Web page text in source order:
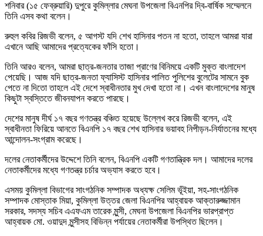
শনিবার (১৫ ফেব্রুয়ারি) দুপুরে কুমিল্লার মেঘনা উপজেলা বিএনপির দ্বি-বার্ষিক সম্মেলনে
তিনি এসব কথা বলেন।
রুহুল কবির রিজভী বলেন, ৫ আগস্ট যদি শেখ হাসিনার পতন না হতো, তাহলে আমরা যারা
এখানে আছি আমাদের প্রত্যেকের ফাঁসি হতো।
তিনি আরও বলেন, আমরা ছাত্র-জনতার তাজা প্রাণের বিনিময়ে একটি মুক্ত বাংলাদেশ
পেয়েছি। আজ যদি ছাত্র-জনতা ফ্যাসিস্ট হাসিনার পালিত পুলিশের বুলেটের সামনে বুক
পেতে না দিতো তাহলে এই দেশে স্বাধীনতার মুখ দেখা হতো না। এখন বাংলাদেশের মানুষ
কিছুটা স্বস্তিতে জীবনযাপন করতে পারছে।
দেশের মানুষ দীর্ঘ ১৭ বছর গণতন্ত্র বঞ্চিত হয়েছে উল্লেখ করে রিজভী বলেন, এই
স্বাধীনতা ফিরিয়ে আনতে বিএনপি ১৭ বছর শেখ হাসিনার ভয়াবহ নিপীড়ন-নির্যাতনের মধ্যে
আন্দোলন-সংগ্রাম করেছে।
দলের নেতাকর্মীদের উদ্দেশে তিনি বলেন, বিএনপি একটি গণতান্ত্রিক দল। আমাদের দলের
নেতাকর্মীদের মধ্যে গণতন্ত্র চর্চার অভ্যাস করতে হবে।
এসময় কুমিল্লা বিভাগের সাংগঠনিক সম্পাদক অধ্যক্ষ সেলিম ভূঁইয়া, সহ-সাংগঠনিক
সম্পাদক মোস্তাক মিয়া, কুমিল্লা উত্তর জেলা বিএনপির আহ্বায়ক আক্তারুজ্জামান
সরকার, সদস্য সচিব এএফএম তারেক মুন্সী, মেঘনা উপজেলা বিএনপির ভারপ্রাপ্ত
আহ্বায়ক মো. ওয়াদুদ মুন্সীসহ বিভিন্ন পর্যায়ের নেতাকর্মীরা উপস্থিত ছিলেন।